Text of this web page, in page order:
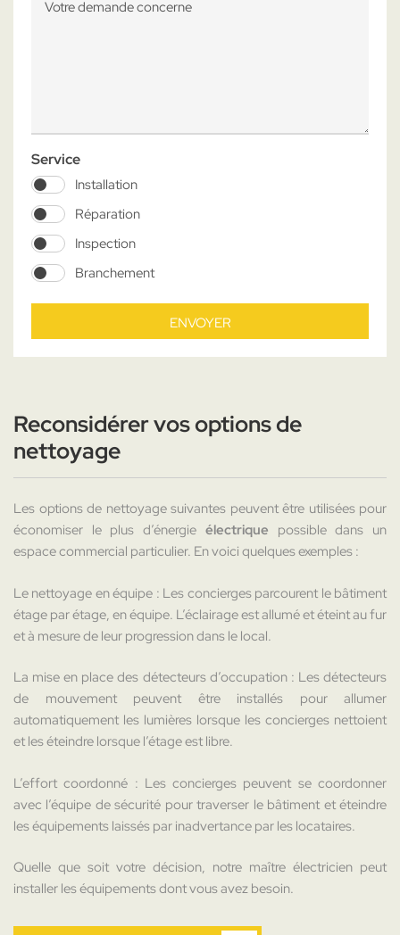
Service
Installation
Réparation
Inspection
Branchement
ENVOYER
Reconsidérer vos options de
nettoyage
Les options de nettoyage suivantes peuvent être utilisées pour
économiser le plus d’énergie électrique possible dans un
espace commercial particulier. En voici quelques exemples :
Le nettoyage en équipe : Les concierges parcourent le bâtiment
étage par étage, en équipe. L’éclairage est allumé et éteint au fur
et à mesure de leur progression dans le local.
La mise en place des détecteurs d’occupation : Les détecteurs
de mouvement peuvent être installés pour allumer
automatiquement les lumières lorsque les concierges nettoient
et les éteindre lorsque l’étage est libre.
L’effort coordonné : Les concierges peuvent se coordonner
avec l’équipe de sécurité pour traverser le bâtiment et éteindre
les équipements laissés par inadvertance par les locataires.
Quelle que soit votre décision, notre maître électricien peut
installer les équipements dont vous avez besoin.